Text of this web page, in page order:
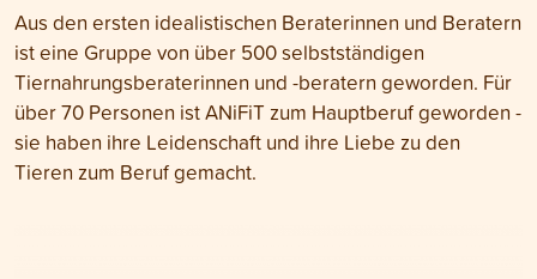
Aus den ersten idealistischen Beraterinnen und Beratern
ist eine Gruppe von über 500 selbstständigen
Tiernahrungsberaterinnen und -beratern geworden. Für
über 70 Personen ist ANiFiT zum Hauptberuf geworden -
sie haben ihre Leidenschaft und ihre Liebe zu den
Tieren zum Beruf gemacht.